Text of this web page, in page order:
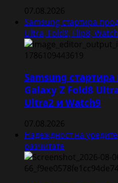
07.08.2026
Samsung стартира
Ultra, Fold8, Flip8,
Samsung
Galaxy Z Fold8
Ultra2 и Watch9
07.08.2026
Надеждност на
разчитате